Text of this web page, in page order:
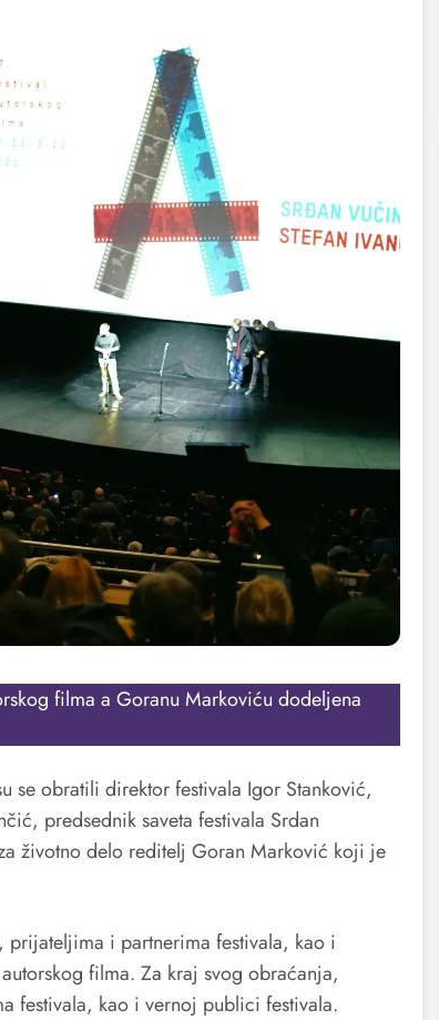
filma a Goranu Markoviću dodeljena
se obratili direktor festivala Igor Stanković,
predsednik saveta festivala Srdan
životno delo reditelj Goran Marković koji je
prijateljima i partnerima festivala, kao i
filma. Za kraj svog obraćanja,
festivala, kao i vernoj publici festivala.